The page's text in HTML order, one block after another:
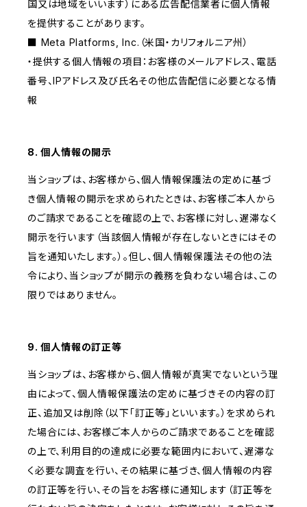
国又は地域をいいます）にある広告配信業者に個人情報
を提供することがあります。
■ Meta Platforms, Inc.（米国・カリフォルニア州）
・提供する個人情報の項目：お客様のメールアドレス、電話
番号、IPアドレス及び氏名その他広告配信に必要となる情
報
8. 個人情報の開示
当ショップは、お客様から、個人情報保護法の定めに基づ
き個人情報の開示を求められたときは、お客様ご本人から
のご請求であることを確認の上で、お客様に対し、遅滞なく
開示を行います（当該個人情報が存在しないときにはその
旨を通知いたします。）。但し、個人情報保護法その他の法
令により、当ショップが開示の義務を負わない場合は、この
限りではありません。
9. 個人情報の訂正等
当ショップは、お客様から、個人情報が真実でないという理
由によって、個人情報保護法の定めに基づきその内容の訂
正、追加又は削除（以下「訂正等」といいます。）を求められ
た場合には、お客様ご本人からのご請求であることを確認
の上で、利用目的の達成に必要な範囲内において、遅滞な
く必要な調査を行い、その結果に基づき、個人情報の内容
の訂正等を行い、その旨をお客様に通知します（訂正等を